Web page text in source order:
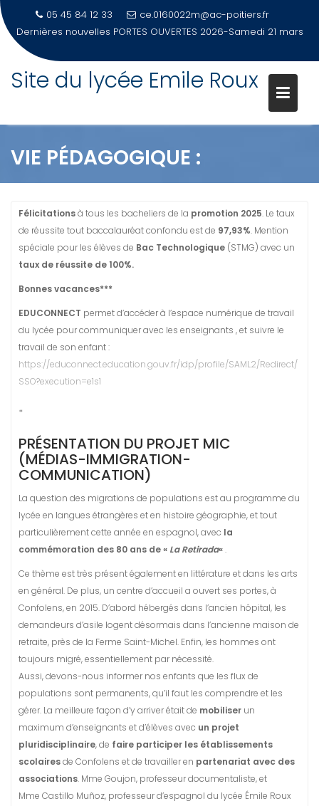
Skip
05 45 84 12 33
ce.0160022m@ac-poitiers.fr
Dernières nouvelles PORTES OUVERTES 2026-Samedi 21 mars
Site du lycée Emile Roux
VIE PÉDAGOGIQUE :
Félicitationsà tous les bacheliers de la promotion 2025. Le taux
de réussite tout baccalauréat confondu est de 97,93%. Mention
spéciale pour les élèves de Bac Technologique (STMG) avec un
taux de réussite de 100%.
Bonnes vacances***
EDUCONNECT permet d’accéder à l’espace numérique de travail
du lycée pour communiquer avec les enseignants , et suivre le
travail de son enfant :
https://educonnect.education.gouv.fr/idp/profile/SAML2/Redirect/
SSO?execution=e1s1
*
PRÉSENTATION DU PROJET MIC
(MÉDIAS-IMMIGRATION-
COMMUNICATION)
La question des migrations de populations est au programme du
lycée en langues étrangères et en histoire géographie, et tout
particulièrement cette année en espagnol, avec la
commémoration des 80 ans de « La Retirada«.
Ce thème est très présent également en littérature et dans les arts
en général. De plus, un centre d’accueil a ouvert ses portes, à
Confolens, en 2015. D’abord hébergés dans l’ancien hôpital, les
demandeurs d’asile logent désormais dans l’ancienne maison de
retraite, près de la Ferme Saint-Michel. Enfin, les hommes ont
toujours migré, essentiellement par nécessité.
Aussi, devons-nous informer nos enfants que les flux de
populations sont permanents, qu’il faut les comprendre et les
gérer. La meilleure façon d’y arriver était de mobiliser un
maximum d’enseignants et d’élèves avec un projet
pluridisciplinaire, de faire participer les établissements
scolairesde Confolens et de travailler en partenariat avec des
associations. Mme Goujon, professeur documentaliste, et
Mme Castillo Muñoz, professeur d’espagnol du lycée Émile Roux